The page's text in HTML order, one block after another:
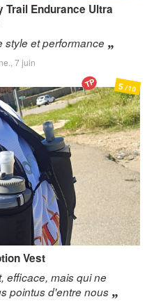
Trail Endurance Ultra
style et performance
7 juin
Vest
efficace, mais qui ne
pointus d'entre nous
5/10
TP